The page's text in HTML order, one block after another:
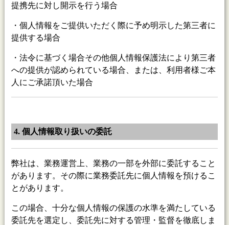
提携先に対し開示を行う場合
・個人情報をご提供いただく際に予め明示した第三者に
提供する場合
・法令に基づく場合その他個人情報保護法により第三者
への提供が認められている場合、または、利用者様ご本
人にご承諾頂いた場合
4. 個人情報取り扱いの委託
弊社は、業務運営上、業務の一部を外部に委託すること
があります。その際に業務委託先に個人情報を預けるこ
とがあります。
この場合、十分な個人情報の保護の水準を満たしている
委託先を選定し、委託先に対する管理・監督を徹底しま